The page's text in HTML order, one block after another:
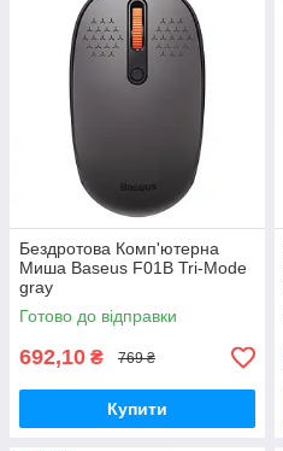
Бездротова Комп'ютерна
Миша Baseus F01B Tri-Mode
gray
Готово до відправки
692,10 ₴ 769 ₴
Купити